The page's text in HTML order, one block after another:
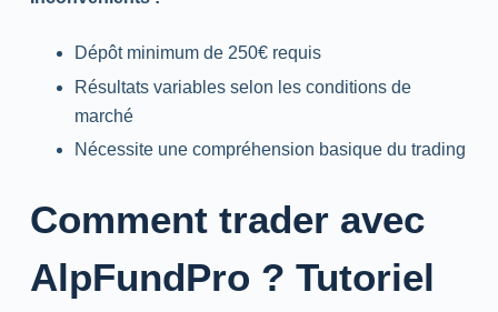
Dépôt minimum de 250€ requis
Résultats variables selon les conditions de
marché
Nécessite une compréhension basique du trading
Comment trader avec
AlpFundPro ? Tutoriel